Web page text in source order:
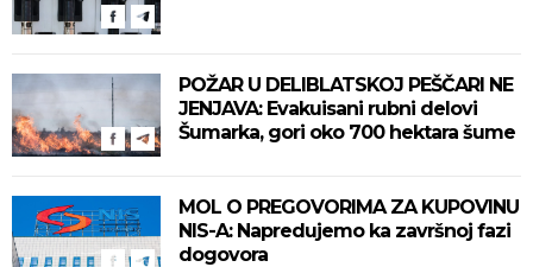
POŽAR U DELIBLATSKOJ PEŠČARI NE
JENJAVA: Evakuisani rubni delovi
Šumarka, gori oko 700 hektara šume
MOL O PREGOVORIMA ZA KUPOVINU
NIS-A: Napredujemo ka završnoj fazi
dogovora